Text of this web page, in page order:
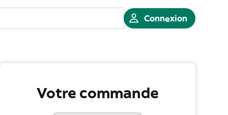
Connexion
Votre commande